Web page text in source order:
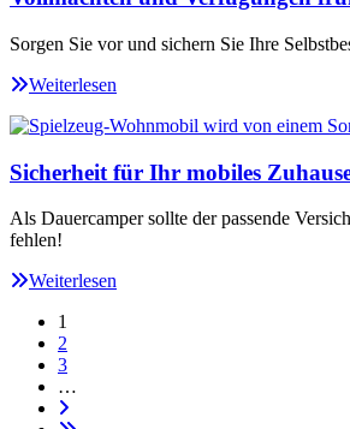
Sorgen Sie vor und sichern Sie Ihre
Weiterlesen
Sicherheit für Ihr mobiles
Als Dauercamper sollte der passende
fehlen!
Weiterlesen
1
2
3
…